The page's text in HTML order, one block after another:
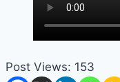
Post Views: 153